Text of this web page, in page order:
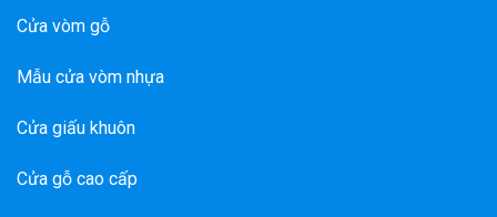
Cửa vòm gỗ
Mẫu cửa vòm nhựa
Cửa giấu khuôn
Cửa gỗ cao cấp